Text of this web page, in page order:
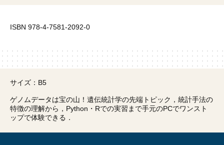
ISBN 978-4-7581-2092-0
サイズ：B5
ゲノムデータは宝の山！遺伝統計学の先端トピック，統計手法の
特徴の理解から，Python・Rでの実習まで手元のPCでワンスト
ップで体験できる．